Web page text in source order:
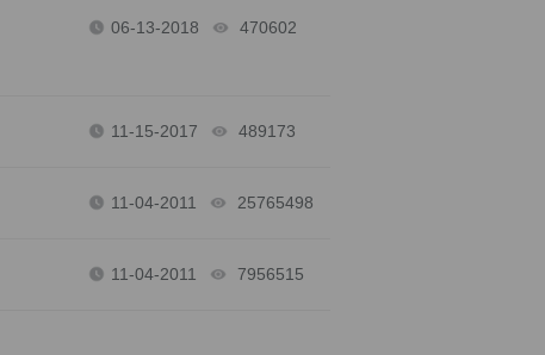
06-13-2018 470602
11-15-2017 489173
11-04-2011 25765498
11-04-2011 7956515